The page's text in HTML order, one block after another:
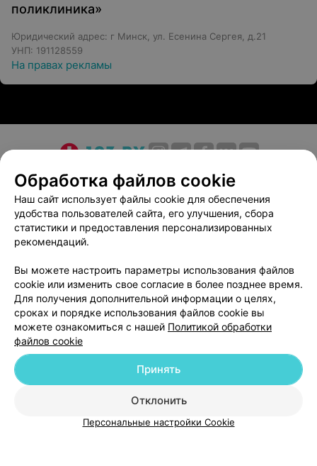
поликлиника»
Юридический адрес: г Минск, ул. Есенина Сергея, д.21
УНП: 191128559
На правах рекламы
О проекте Новости проекта
Размещение рекламы
Медицинский маркетинг
Публичный договор
Пользовательское соглашение
Способы оплаты
Вакансии
Партнеры
Написать в поддержку
Персональные настройки cookie
Обработка персональных данных
г. Минск, улица Толбухина, 2, пом. 16 | help@103.by
ВЫ ВЛАДЕЛЕЦ?
Обработка файлов cookie
Наш сайт использует файлы cookie для обеспечения
удобства пользователей сайта, его улучшения, сбора
статистики и предоставления персонализированных
рекомендаций.
Вы можете настроить параметры использования файлов
cookie или изменить свое согласие в более позднее время.
Для получения дополнительной информации о целях,
сроках и порядке использования файлов cookie вы
можете ознакомиться с нашей Политикой обработки
файлов cookie
Отклонить
Принять
Персональные настройки Cookie